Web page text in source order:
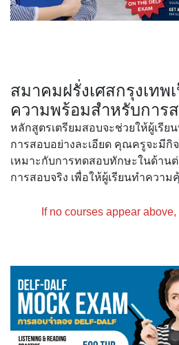
สมาคมฝรั่งเศสกรุงเทพ
ความพร้อมสำหรับการ
หลักสูตรเตรียมสอบจะช่วยให้ผู้เรีย
การสอบอย่างละเอียด คุณครูจะมีกิ
เหมาะกับการทดสอบทักษะในด้านต่
การสอบจริง เพื่อให้ผู้เรียนทำความ
If no courses appear